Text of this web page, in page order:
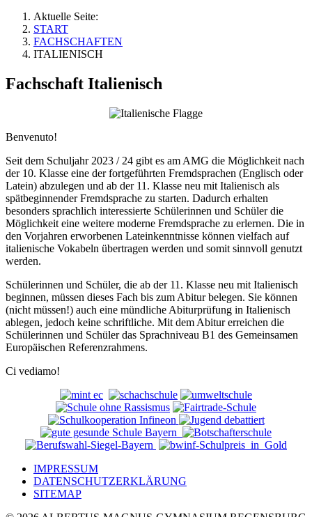
Aktuelle Seite:
START
FACHSCHAFTEN
ITALIENISCH
Fachschaft Italienisch
Benvenuto!
Seit dem Schuljahr 2023 / 24 gibt es am AMG die Möglichkeit nach
der 10. Klasse eine der fortgeführten Fremdsprachen (Englisch oder
Latein) abzulegen und ab der 11. Klasse neu mit Italienisch als
spätbeginnender Fremdsprache zu starten. Dadurch erhalten
besonders sprachlich interessierte Schülerinnen und Schüler die
Möglichkeit eine weitere moderne Fremdsprache zu erlernen. Die in
den Vorjahren erworbenen Lateinkenntnisse können vielfach auf
italienische Vokabeln übertragen werden und somit sinnvoll genutzt
werden.
Schülerinnen und Schüler, die ab der 11. Klasse neu mit Italienisch
beginnen, müssen dieses Fach bis zum Abitur belegen. Sie können
(nicht müssen!) auch eine mündliche Abiturprüfung in Italienisch
ablegen, jedoch keine schriftliche. Mit dem Abitur erreichen die
Schülerinnen und Schüler das Sprachniveau B1 des Gemeinsamen
Europäischen Referenzrahmens.
Ci vediamo!
IMPRESSUM
DATENSCHUTZERKLÄRUNG
SITEMAP